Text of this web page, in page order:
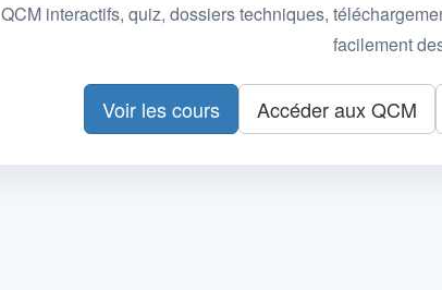
QCM interactifs, quiz, dossiers techniques,
facilement
Voir les cours Accéder aux QCM